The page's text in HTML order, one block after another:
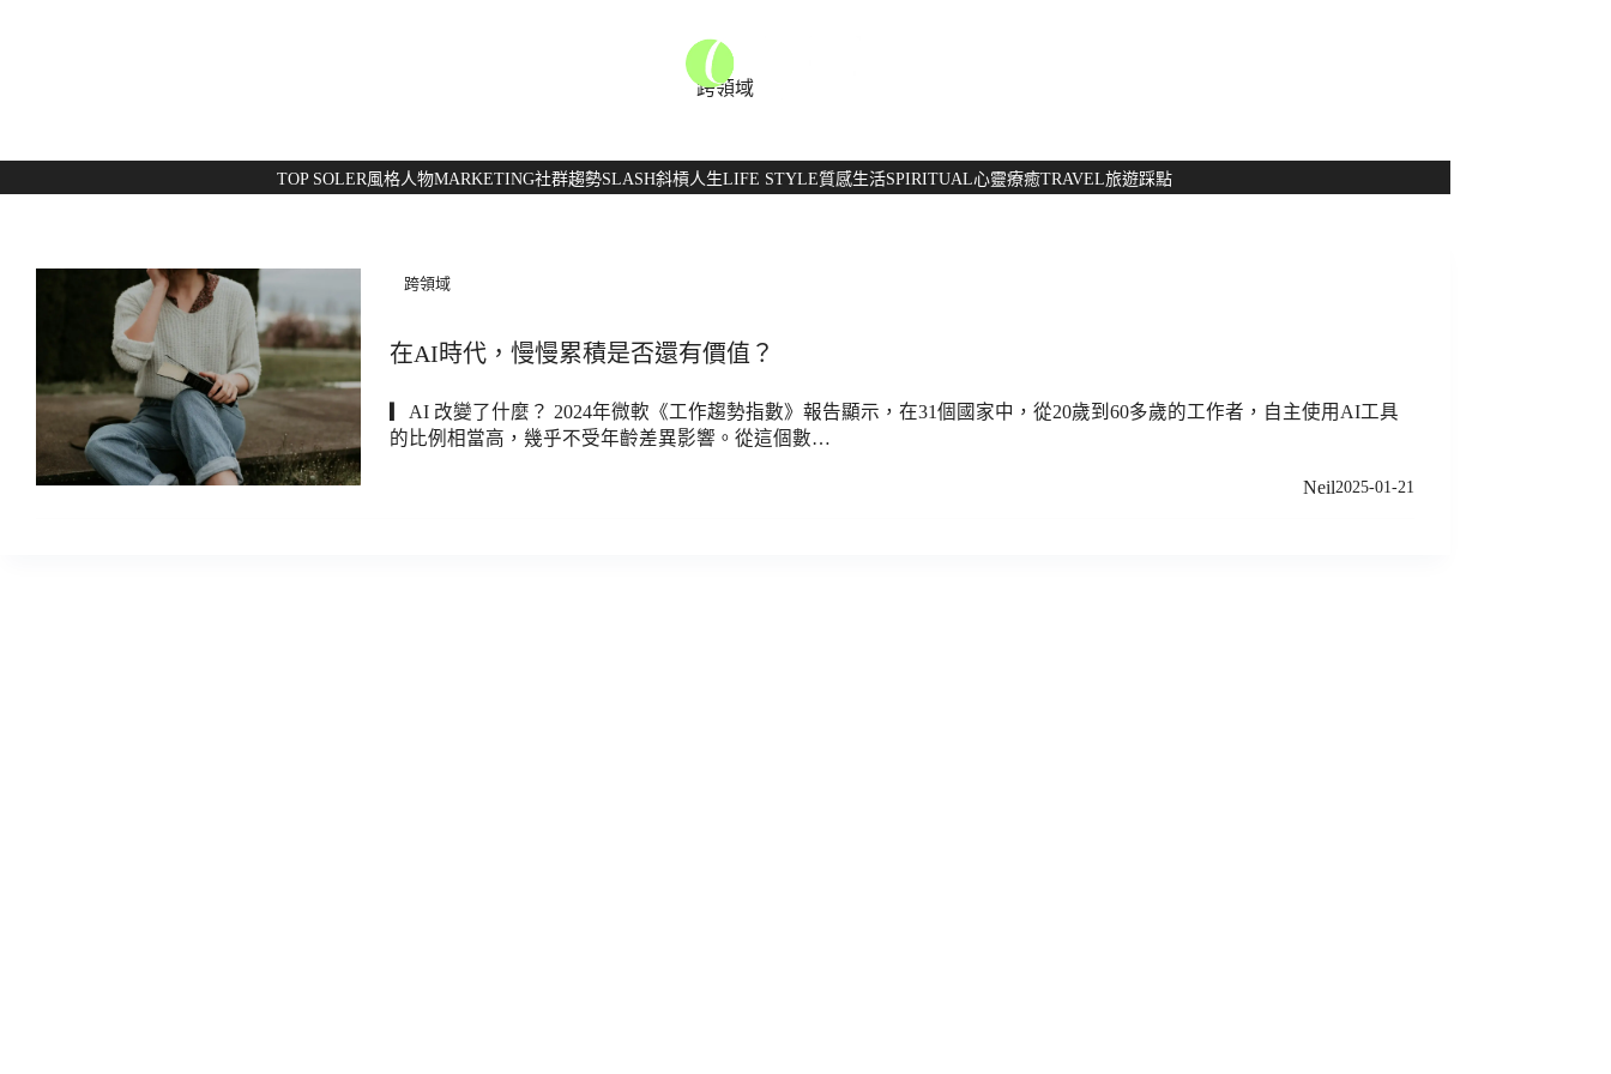
跨領域
TOP SOLER風格人物MARKETING社群趨勢SLASH斜槓人生LIFE STYLE質感生活SPIRITUAL心靈療癒TRAVEL旅遊踩點
跨領域
在AI時代，慢慢累積是否還有價值？
▎AI 改變了什麼？ 2024年微軟《工作趨勢指數》報告顯示，在31個國家中，從20歲到60多歲的工作者，自主使用AI工具
的比例相當高，幾乎不受年齡差異影響。從這個數…
Neil2025-01-21